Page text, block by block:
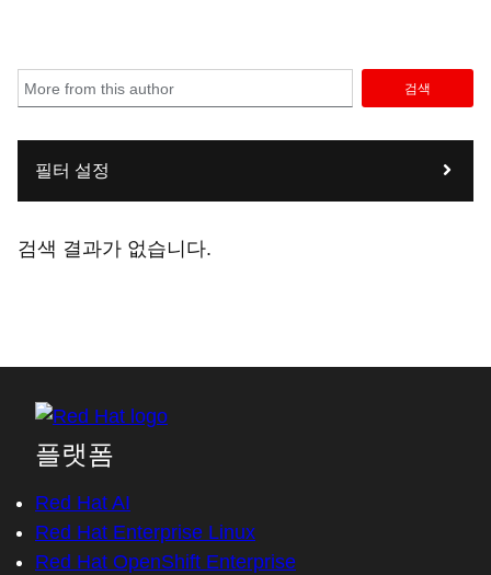
검색
필터 설정
검색 결과가 없습니다.
플랫폼
Red Hat AI
Red Hat Enterprise Linux
Red Hat OpenShift Enterprise